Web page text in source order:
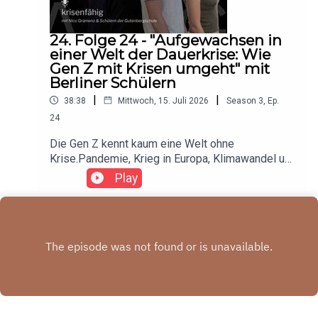
24. Folge 24 - "Aufgewachsen in
einer Welt der Dauerkrise: Wie
Gen Z mit Krisen umgeht" mit
Berliner Schülern
38:38 | Mittwoch, 15. Juli 2026 | Season 3, Ep.
24
Die Gen Z kennt kaum eine Welt ohne
Krise.Pandemie, Krieg in Europa, Klimawandel und
gesellschaftliche Polarisierung prägen ihren
Alltag.Milan, Clemens, Evan und Emil von der
Hoffnung manchmal schwerfällt und weshalb
diskutieren sie über politische Bildung, soziale
Play